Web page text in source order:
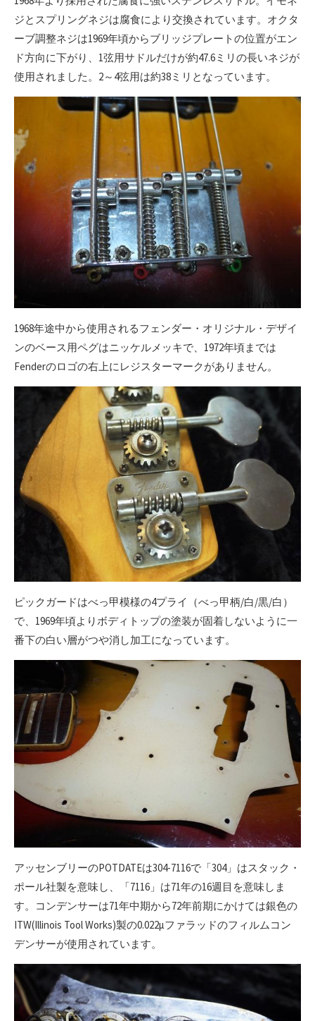
ジとスプリングネジは腐食により交換されています。オクタ
ーブ調整ネジは1969年頃からブリッジプレートの位置がエン
ド方向に下がり、1弦用サドルだけが約47.6ミリの長いネジが
使用されました。2～4弦用は約38ミリとなっています。
1968年途中から使用されるフェンダー・オリジナル・デザイ
ンのベース用ペグはニッケルメッキで、1972年頃までは
Fenderのロゴの右上にレジスターマークがありません。
ピックガードはべっ甲模様の4プライ（べっ甲柄/白/黒/白）
で、1969年頃よりボディトップの塗装が固着しないように一
番下の白い層がつや消し加工になっています。
アッセンブリーのPOTDATEは304-7116で「304」はスタック・
ポール社製を意味し、「7116」は71年の16週目を意味しま
す。コンデンサーは71年中期から72年前期にかけては銀色の
ITW(Illinois Tool Works)製の0.022μファラッドのフィルムコン
デンサーが使用されています。